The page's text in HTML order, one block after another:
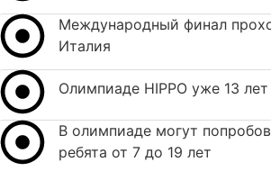
Международный финал
Италия
Олимпиаде HIPPO уже 13 лет
В олимпиаде могут
ребята от 7 до 19 лет